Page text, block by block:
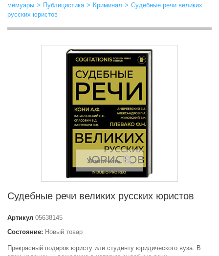
мемуары > Публицистика > Криминал > Судебные речи великих
русских юристов
Увеличить
Судебные речи великих русских юристов
Артикул 05638145
Состояние: Новый товар
Прекрасный подарок юристу или студенту юридического вуза. В